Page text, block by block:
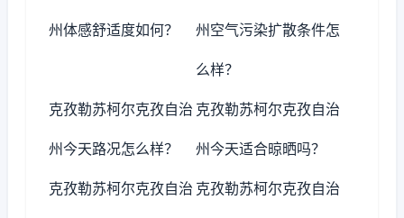
州体感舒适度如何？ 州空气污染扩散条件怎
么样？
克孜勒苏柯尔克孜自治
州今天路况怎么样？
克孜勒苏柯尔克孜自治
州今天适合晾晒吗？
克孜勒苏柯尔克孜自治 克孜勒苏柯尔克孜自治